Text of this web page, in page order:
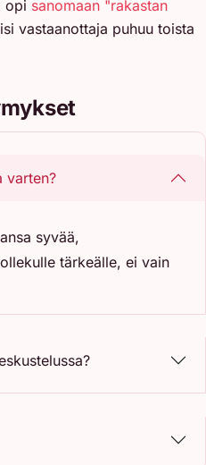
opi sanomaan "rakastan
vastaanottaja puhuu toista
varten?
syvää,
tärkeälle, ei vain